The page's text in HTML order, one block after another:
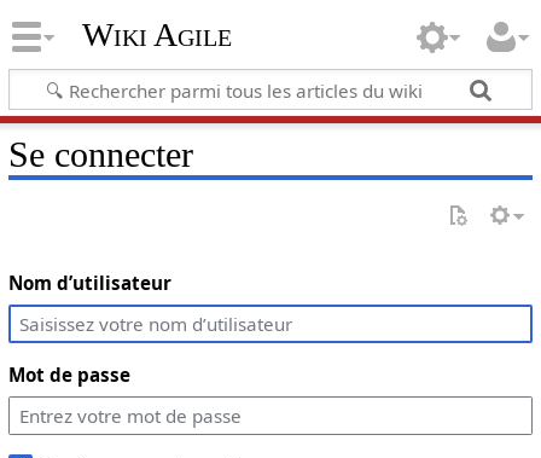
Wiki Agile
Se connecter
Nom d’utilisateur
Mot de passe